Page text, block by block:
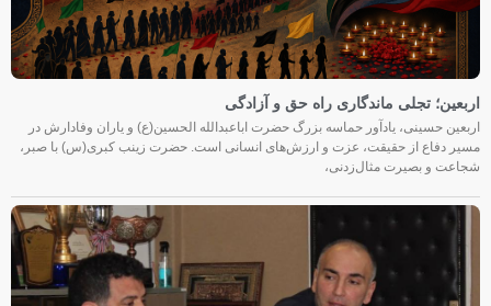
اربعین؛ تجلی ماندگاری راه حق و آزادگی
اربعین حسینی، یادآور حماسه بزرگ حضرت اباعبدالله الحسین(ع) و یاران وفادارش در
مسیر دفاع از حقیقت، عزت و ارزش‌های انسانی است. حضرت زینب کبری(س) با صبر،
شجاعت و بصیرت مثال‌زدنی،